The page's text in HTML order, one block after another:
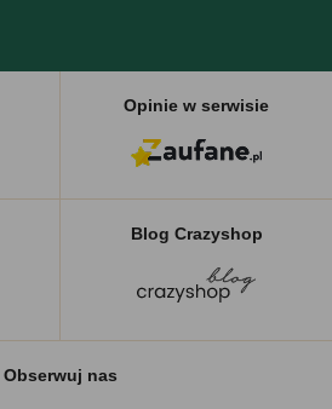
Opinie w serwisie
Blog Crazyshop
Obserwuj nas